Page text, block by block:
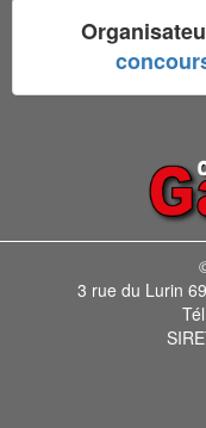
3 rue du Lurin